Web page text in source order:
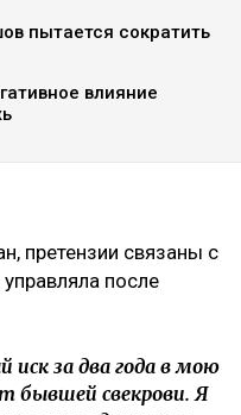
пытается сократить
влияние
претензии связаны с
после
за два года в мою
бывшей свекрови. Я